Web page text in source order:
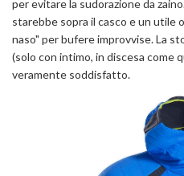
per evitare la sudorazione da
starebbe sopra il casco e un utile
naso" per bufere improvvise. La
(solo con intimo, in discesa come
veramente soddisfatto.